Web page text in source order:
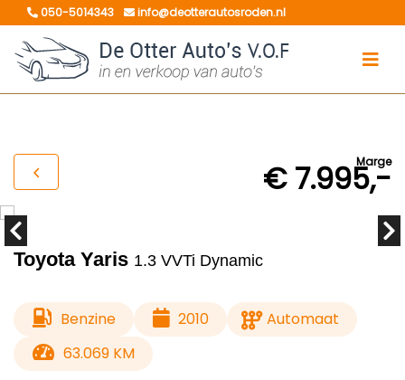
050-5014343 info@deotterautosroden.nl
Marge
€ 7.995,-
Toyota Yaris 1.3 VVTi Dynamic
Benzine 2010
Automaat
63.069 KM